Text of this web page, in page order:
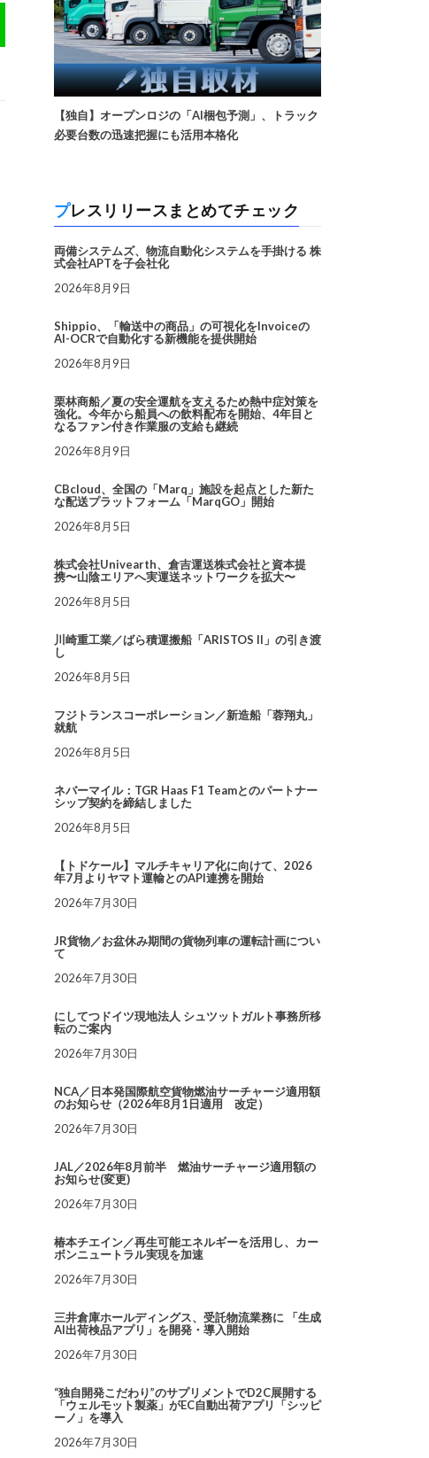
【独自】オープンロジの「AI梱包予測」、トラック
必要台数の迅速把握にも活用本格化
プレスリリースまとめてチェック
両備システムズ、物流自動化システムを手掛ける 株
式会社APTを子会社化
2026年8月9日
Shippio、「輸送中の商品」の可視化をInvoiceの
AI-OCRで自動化する新機能を提供開始
2026年8月9日
栗林商船／夏の安全運航を支えるため熱中症対策を
強化。今年から船員への飲料配布を開始、4年目と
なるファン付き作業服の支給も継続
2026年8月9日
CBcloud、全国の「Marq」施設を起点とした新た
な配送プラットフォーム「MarqGO」開始
2026年8月5日
株式会社Univearth、倉吉運送株式会社と資本提
携〜山陰エリアへ実運送ネットワークを拡大〜
2026年8月5日
川崎重工業／ばら積運搬船「ARISTOS II」の引き渡
し
2026年8月5日
フジトランスコーポレーション／新造船「蓉翔丸」
就航
2026年8月5日
ネバーマイル：TGR Haas F1 Teamとのパートナー
シップ契約を締結しました
2026年8月5日
【トドケール】マルチキャリア化に向けて、2026
年7月よりヤマト運輸とのAPI連携を開始
2026年7月30日
JR貨物／お盆休み期間の貨物列車の運転計画につい
て
2026年7月30日
にしてつドイツ現地法人 シュツットガルト事務所移
転のご案内
2026年7月30日
NCA／日本発国際航空貨物燃油サーチャージ適用額
のお知らせ（2026年8月1日適用 改定）
2026年7月30日
JAL／2026年8月前半 燃油サーチャージ適用額の
お知らせ(変更)
2026年7月30日
椿本チエイン／再生可能エネルギーを活用し、カー
ボンニュートラル実現を加速
2026年7月30日
三井倉庫ホールディングス、受託物流業務に 「生成
AI出荷検品アプリ」を開発・導入開始
2026年7月30日
“独自開発こだわり”のサプリメントでD2C展開する
「ウェルモット製薬」がEC自動出荷アプリ「シッピ
ーノ」を導入
2026年7月30日